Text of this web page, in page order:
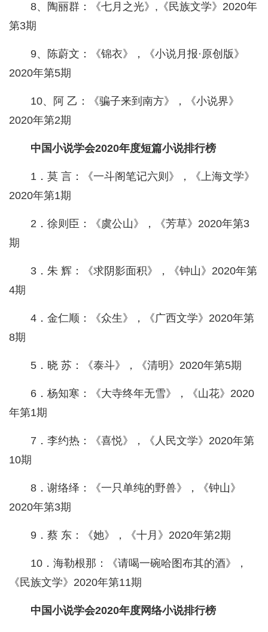
8、陶丽群：《七月之光》,《民族文学》2020年
第3期
9、陈蔚文：《锦衣》，《小说月报·原创版》
2020年第5期
10、阿 乙：《骗子来到南方》，《小说界》
2020年第2期
中国小说学会2020年度短篇小说排行榜
1．莫 言：《一斗阁笔记六则》，《上海文学》
2020年第1期
2．徐则臣：《虞公山》，《芳草》2020年第3
期
3．朱 辉：《求阴影面积》，《钟山》2020年第
4期
4．金仁顺：《众生》，《广西文学》2020年第
8期
5．晓 苏：《泰斗》，《清明》2020年第5期
6．杨知寒：《大寺终年无雪》，《山花》2020
年第1期
7．李约热：《喜悦》，《人民文学》2020年第
10期
8．谢络绎：《一只单纯的野兽》，《钟山》
2020年第3期
9．蔡 东：《她》，《十月》2020年第2期
10．海勒根那：《请喝一碗哈图布其的酒》，
《民族文学》2020年第11期
中国小说学会2020年度网络小说排行榜